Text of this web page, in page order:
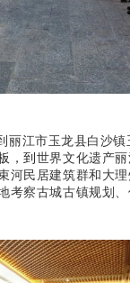
丽江市玉龙县白沙镇
，到 世界文化遗产
河民居建筑群和大
考察古城古镇规划、